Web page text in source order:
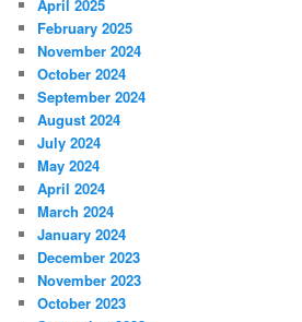
April 2025
February 2025
November 2024
October 2024
September 2024
August 2024
July 2024
May 2024
April 2024
March 2024
January 2024
December 2023
November 2023
October 2023